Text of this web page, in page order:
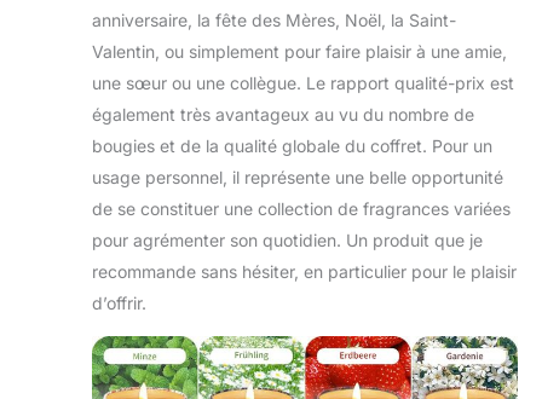
anniversaire, la fête des Mères, Noël, la Saint-
Valentin, ou simplement pour faire plaisir à une amie,
une sœur ou une collègue. Le rapport qualité-prix est
également très avantageux au vu du nombre de
bougies et de la qualité globale du coffret. Pour un
usage personnel, il représente une belle opportunité
de se constituer une collection de fragrances variées
pour agrémenter son quotidien. Un produit que je
recommande sans hésiter, en particulier pour le plaisir
d’offrir.